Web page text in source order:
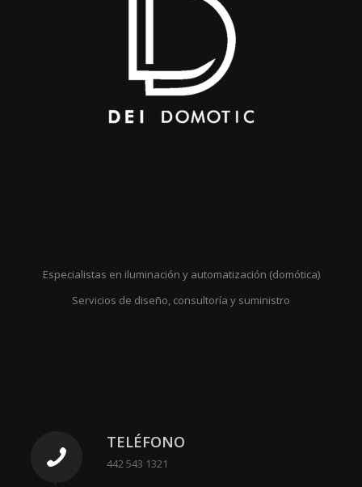
Especialistas en iluminación y automatización (domótica)
Servicios de diseño, consultoría y suministro
TELÉFONO
442 543 1321